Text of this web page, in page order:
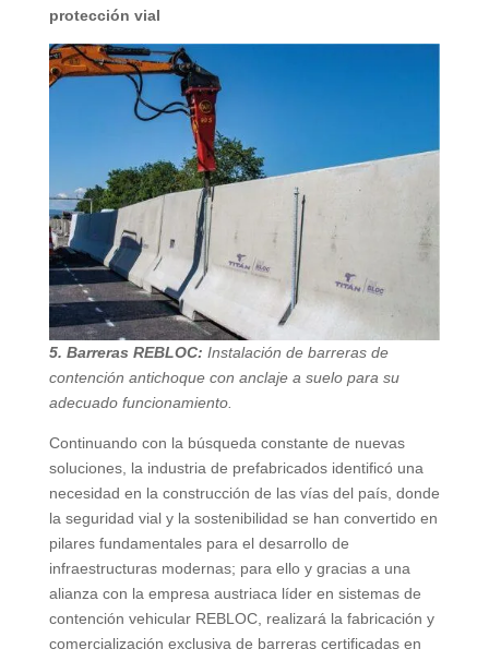
protección vial
5.⁠ ⁠Barreras REBLOC: Instalación de barreras de
contención antichoque con anclaje a suelo para su
adecuado funcionamiento.
Continuando con la búsqueda constante de nuevas
soluciones, la industria de prefabricados identificó una
necesidad en la construcción de las vías del país, donde
la seguridad vial y la sostenibilidad se han convertido en
pilares fundamentales para el desarrollo de
infraestructuras modernas; para ello y gracias a una
alianza con la empresa austriaca líder en sistemas de
contención vehicular REBLOC, realizará la fabricación y
comercialización exclusiva de barreras certificadas en